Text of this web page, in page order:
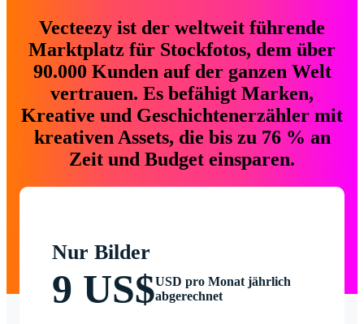
Vecteezy ist der weltweit führende
Marktplatz für Stockfotos, dem über
90.000 Kunden auf der ganzen Welt
vertrauen. Es befähigt Marken,
Kreative und Geschichtenerzähler mit
kreativen Assets, die bis zu 76 % an
Zeit und Budget einsparen.
Nur Bilder
9 US$USD pro Monat jährlich
abgerechnet